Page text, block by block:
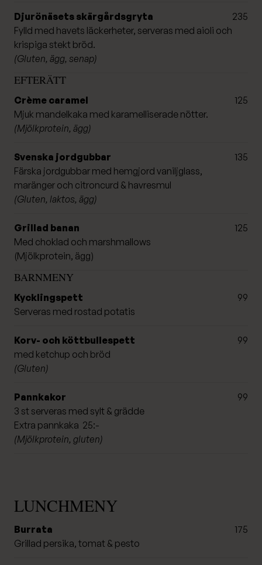
Djurönäsets skärgårdsgryta
Fylld med havets läckerheter, serveras med aioli och
krispiga stekt bröd.
(Gluten, ägg, senap)
235
EFTERÄTT
Crème caramel
Mjuk mandelkaka med karamelliserade nötter.
(Mjölkprotein, ägg)
125
Svenska jordgubbar
Färska jordgubbar med hemgjord vaniljglass,
maränger och citroncurd & havresmul
(Gluten, laktos, ägg)
135
Grillad banan
Med choklad och marshmallows
(Mjölkprotein, ägg)
125
BARNMENY
Kycklingspett
Serveras med rostad potatis
99
Korv- och köttbullespett
med ketchup och bröd
(Gluten)
99
Pannkakor
3 st serveras med sylt & grädde
Extra pannkaka 25:-
(Mjölkprotein, gluten)
99
LUNCHMENY
Burrata
Grillad persika, tomat & pesto
175